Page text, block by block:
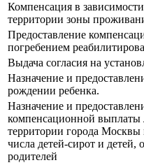
Компенсация в
территории зоны
Предоставление
погребением
Выдача согласия на
Назначение и
рождении ребенка.
Назначение и
компенсационной
территории города Москвы
числа детей-сирот и детей,
родителей